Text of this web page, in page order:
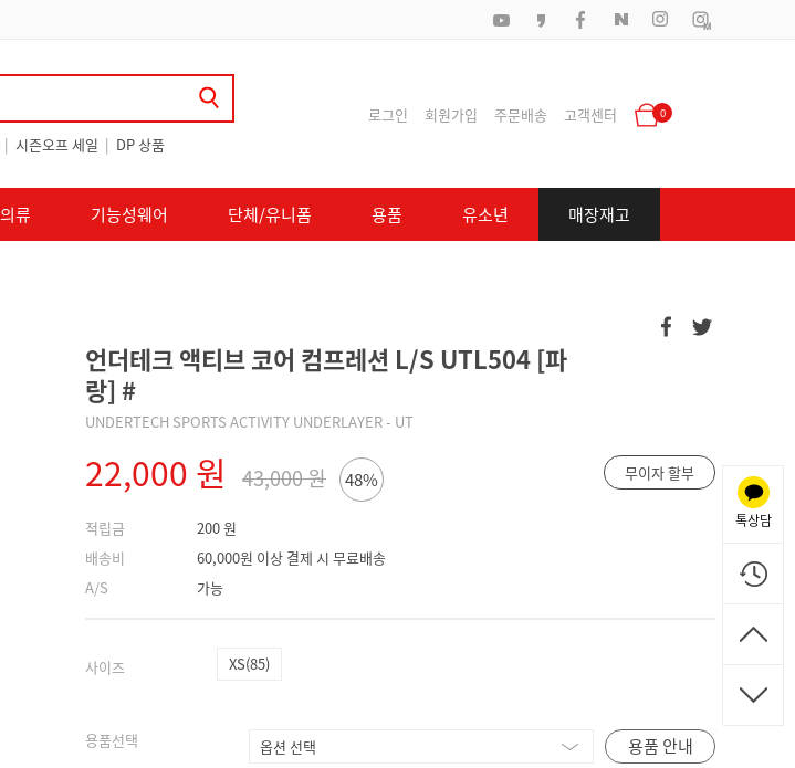
| 시즌오프 세일 | DP 상품
로그인 회원가입 주문배송 고객센터 0
의류 기능성웨어 단체/유니폼 용품 유소년 매장재고
언더테크 액티브 코어 컴프레션 L/S UTL504 [파
랑] #
UNDERTECH SPORTS ACTIVITY UNDERLAYER - UT
22,000 원 43,000 원 48% 무이자 할부
적립금
배송비
A/S
200 원
60,000원 이상 결제 시 무료배송
가능
사이즈 XS(85)
용품선택 용품 안내
톡상담